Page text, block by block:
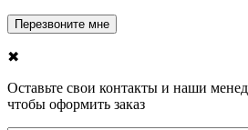
✖
Оставьте свои контакты и наши
чтобы оформить заказ